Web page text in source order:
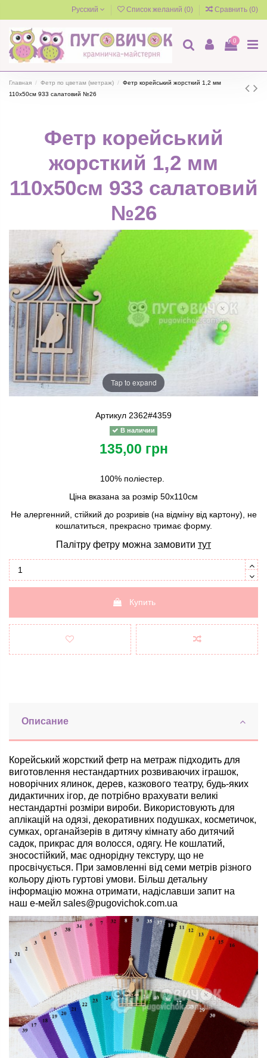
Русский Список желаний (0) Сравнить (0)
0
Главная Фетр по цветам (метраж)
Фетр корейський жорсткий 1,2 мм
110х50см 933 салатовий №26
Фетр корейський
жорсткий 1,2 мм
110х50см 933 салатовий
№26
Tap to expand
Артикул 2362#4359
В наличии
135,00 грн
100% поліестер.
Ціна вказана за розмір 50х110см
Не алергенний, стійкий до розривів (на відміну від картону), не
кошлатиться, прекрасно тримає форму.
Палітру фетру можна замовити тут
Купить
Описание
Корейський жорсткий фетр на метраж підходить для
виготовлення нестандартних розвиваючих іграшок,
новорічних ялинок, дерев, казкового театру, будь-яких
дидактичних ігор, де потрібно врахувати великі
нестандартні розміри вироби. Використовують для
аплікацій на одязі, декоративних подушках, косметичок,
сумках, органайзерів в дитячу кімнату або дитячий
садок, прикрас для волосся, одягу. Не кошлатий,
зносостійкий, має однорідну текстуру, що не
просвічується. При замовленні від семи метрів різного
кольору діють гуртові умови. Більш детальну
інформацію можна отримати, надіславши запит на
наш е-мейл sales@pugovichok.com.ua